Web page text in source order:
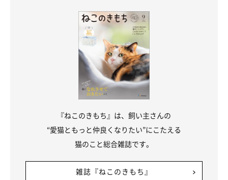
『ねこのきもち』は、飼い主さんの
“愛猫ともっと仲良くなりたい”にこたえる
猫のこと総合雑誌です。
雑誌『ねこのきもち』